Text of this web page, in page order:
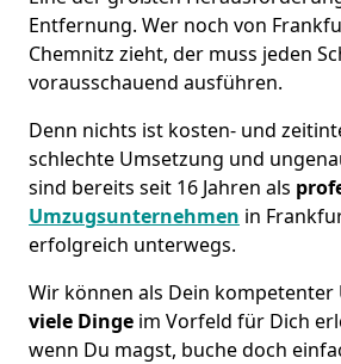
Entfernung. Wer noch von
Chemnitz zieht, der muss jeden
vorausschauend ausführen.
Denn nichts ist kosten- und
schlechte Umsetzung und
sind bereits seit 16 Jahren als
Umzugsunternehmen in
erfolgreich unterwegs.
Wir können als Dein
viele Dinge im Vorfeld für Dich
wenn Du magst, buche doch